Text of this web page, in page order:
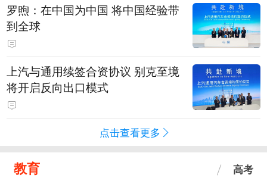
罗煦：在中国为中国 将中国经验带
到全球
上汽与通用续签合资协议 别克至境
将开启反向出口模式
点击查看更多
教育 高考